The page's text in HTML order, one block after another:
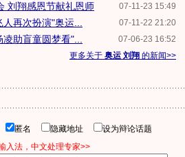
07-11-23 15:49
刘翔感恩节献礼恩师
07-11-22 21:20
再次扮演"奥运...
07-06-23 16:52
助盲童圆梦看"...
更多关于 奥运 刘翔 的新闻>>
匿名 隐藏地址
设为辩论话题
入法，中文处理专家>>